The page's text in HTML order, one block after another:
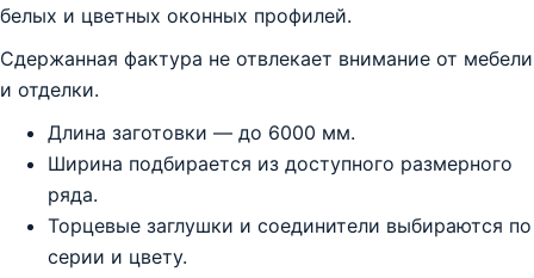
белых и цветных оконных профилей.
Сдержанная фактура не отвлекает внимание от мебели
и отделки.
Длина заготовки — до 6000 мм.
Ширина подбирается из доступного размерного
ряда.
Торцевые заглушки и соединители выбираются по
серии и цвету.